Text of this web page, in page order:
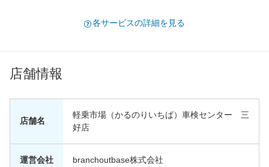
各サービスの詳細を見る
店舗情報
店舗名
軽乗市場（かるのりいちば）車検センター 三
好店
運営会社 branchoutbase株式会社